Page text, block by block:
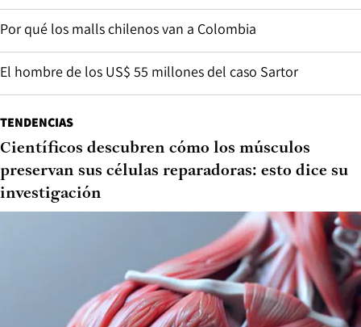
Por qué los malls chilenos van a Colombia
El hombre de los US$ 55 millones del caso Sartor
TENDENCIAS
Científicos descubren cómo los músculos
preservan sus células reparadoras: esto dice su
investigación